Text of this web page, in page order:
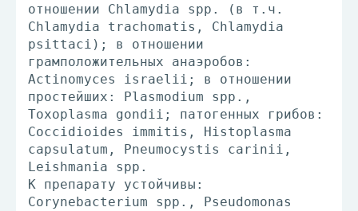
отношении Chlamydia spp. (в т.ч.
Chlamydia trachomatis, Chlamydia
psittaci); в отношении
грамположительных анаэробов:
Actinomyces israelii; в отношении
простейших: Plasmodium spp.,
Toxoplasma gondii; патогенных грибов:
Coccidioides immitis, Histoplasma
capsulatum, Pneumocystis carinii,
Leishmania spp.
К препарату устойчивы:
Corynebacterium spp., Pseudomonas